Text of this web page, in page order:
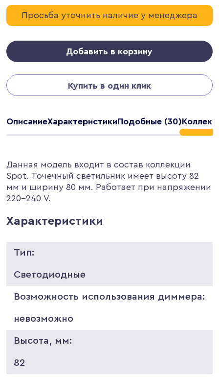
Просьба уточнить наличие у менеджера
Добавить в корзину
Купить в один клик
ОписаниеХарактеристикиПодобные (30)
Данная модель входит в состав коллекции
Spot. Точечный светильник имеет высоту 82
мм и ширину 80 мм. Работает при напряжении
220-240 V.
Характеристики
Тип:
Светодиодные
Возможность использования диммера:
невозможно
Высота, мм:
82